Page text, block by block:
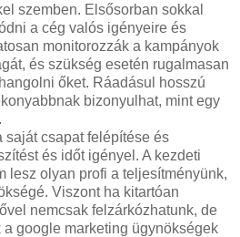
szemben. Elsősorban sokkal
a cég valós igényeire és
monitorozzák a kampányok
és szükség esetén rugalmasan
őket. Ráadásul hosszú
bizonyulhat, mint egy
saját csapat felépítése és
és időt igényel. A kezdeti
lesz olyan profi a teljesítményünk,
Viszont ha kitartóan
nemcsak felzárkózhatunk, de
google marketing ügynökségek